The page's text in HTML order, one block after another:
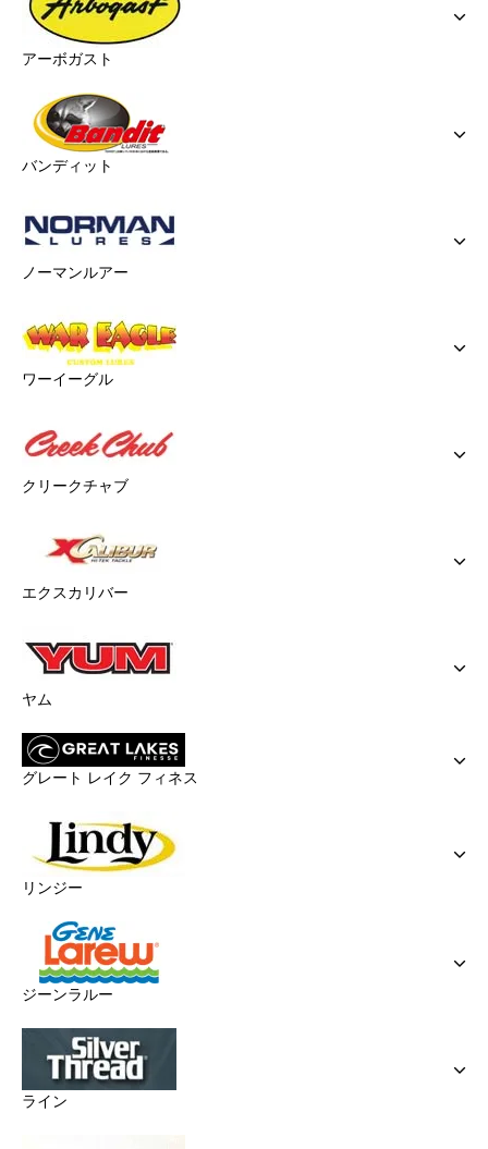
アーボガスト
バンディット
ノーマンルアー
ワーイーグル
クリークチャブ
エクスカリバー
ヤム
グレート レイク フィネス
リンジー
ジーンラルー
ライン